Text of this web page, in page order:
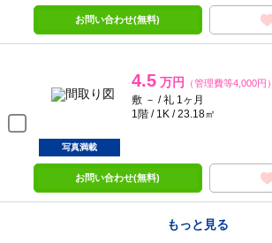
お問い合わせ(無料)
4.5 万円 （管理費等4,000円）
敷 － / 礼 1ヶ月
1階 / 1K / 23.18㎡
写真満載
お問い合わせ(無料)
もっと見る